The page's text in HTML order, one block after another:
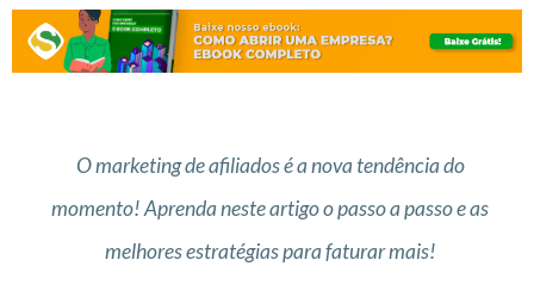
O marketing de afiliados é a nova tendência do
momento! Aprenda neste artigo o passo a passo e as
melhores estratégias para faturar mais!